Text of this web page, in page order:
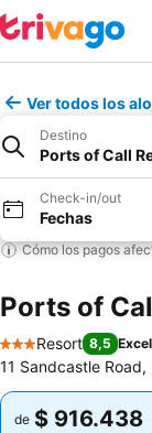
Ver todos los
Destino
Ports of Call
Check-in/out
Fechas
Cómo los pagos
Ports of
3 Estrellas
Resort 8,5
11 Sandcastle
de $ 916.438
de $ 916.438